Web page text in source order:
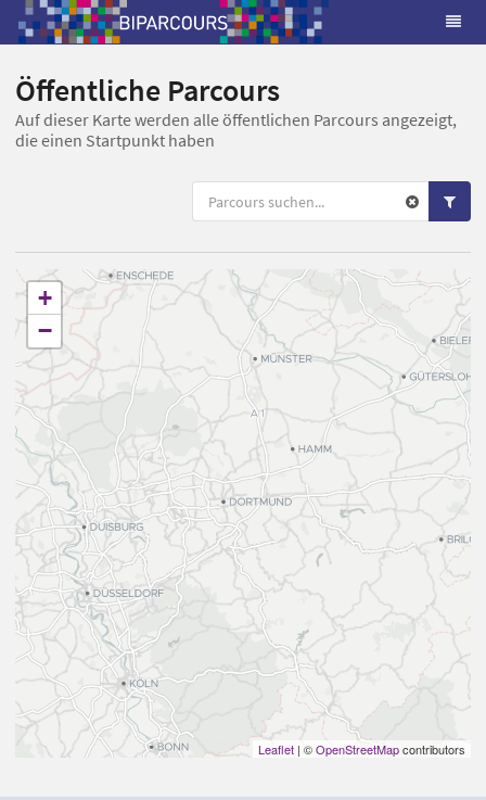
Öffentliche Parcours
Auf dieser Karte werden alle öffentlichen Parcours angezeigt,
die einen Startpunkt haben
+
−
Leaflet | ©OpenStreetMapcontributors